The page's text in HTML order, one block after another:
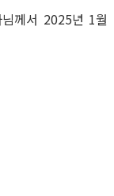
께서 2025년 1월